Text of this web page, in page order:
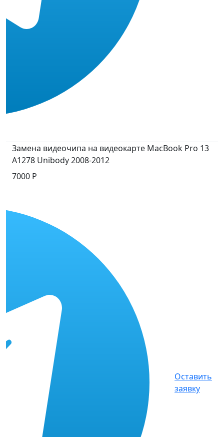
Замена видеочипа на видеокарте MacBook Pro 13
A1278 Unibody 2008-2012
7000 Р
Оставить
заявку